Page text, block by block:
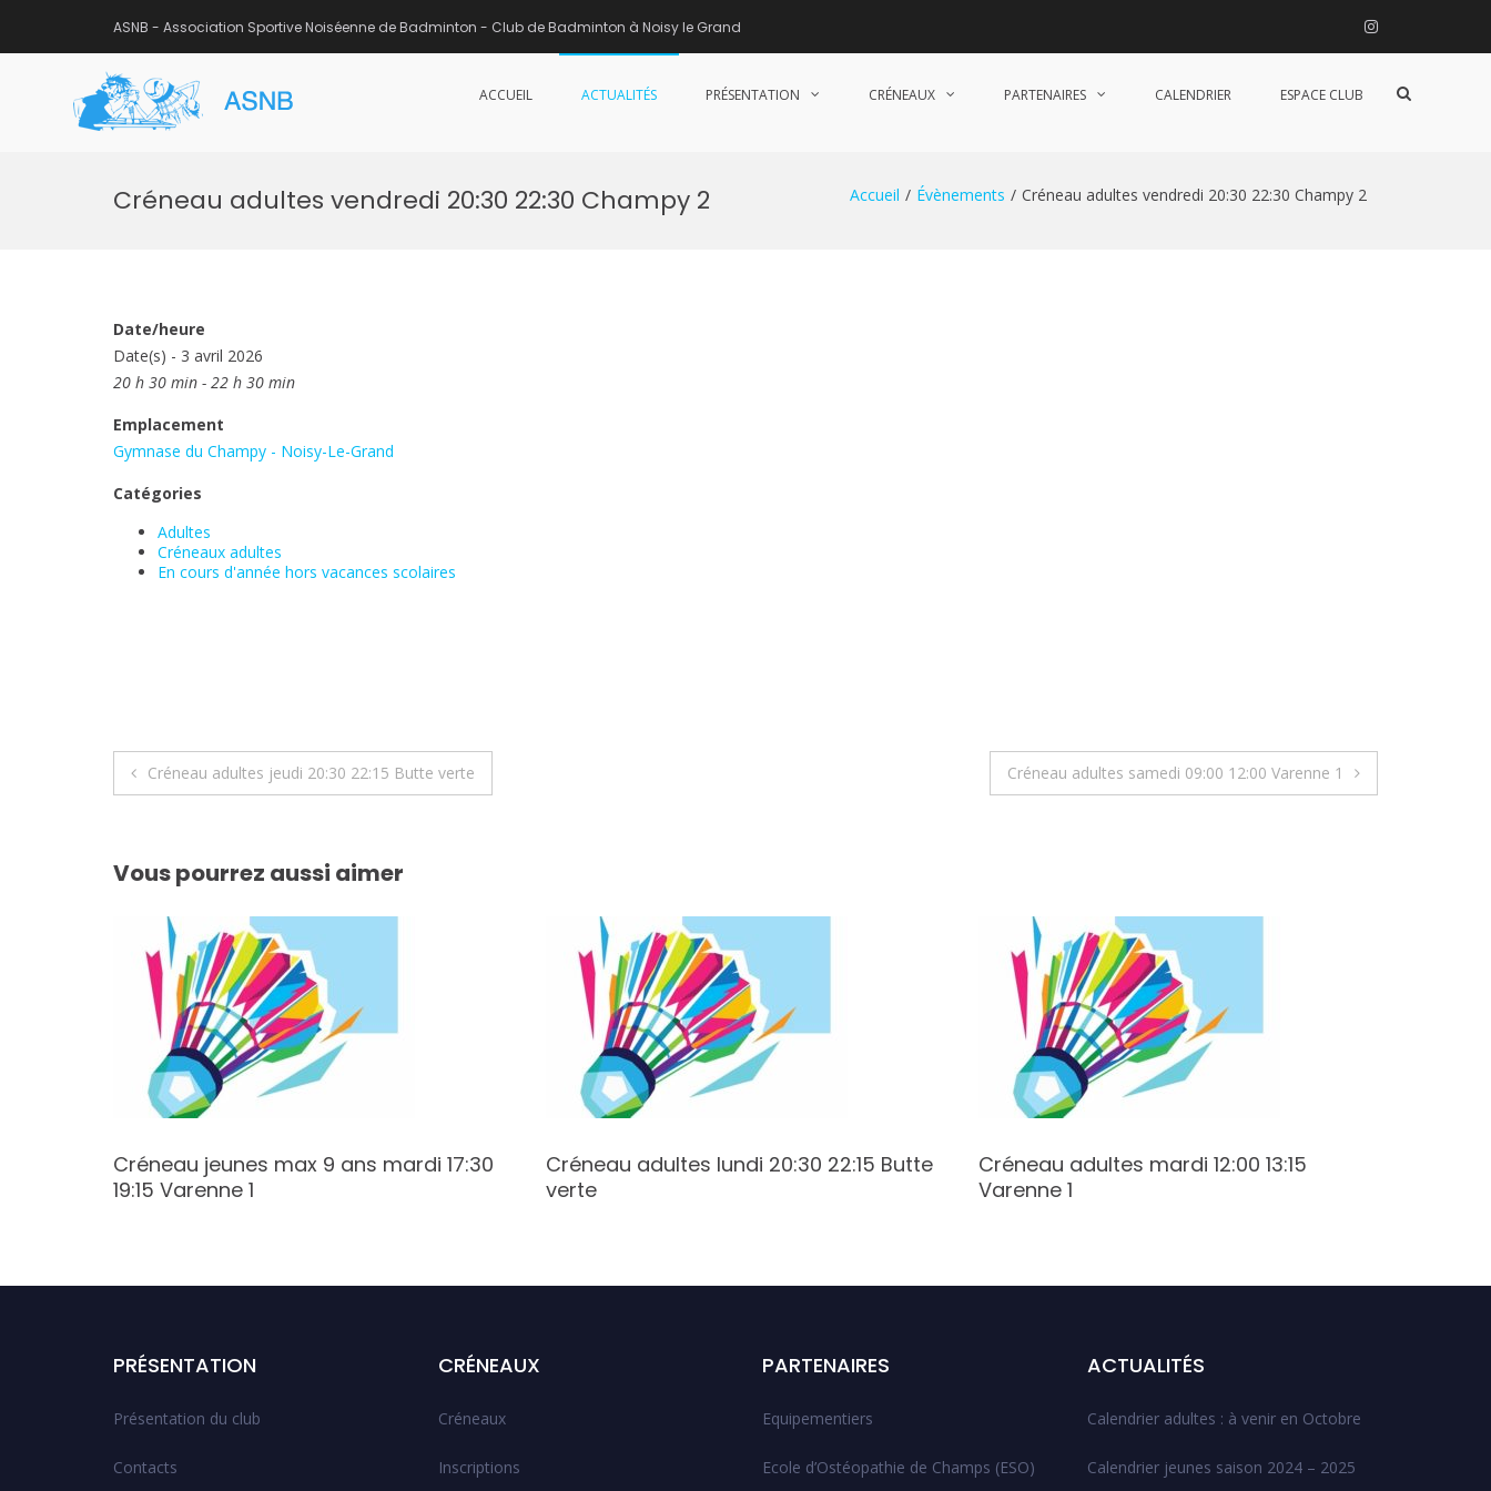
ASNB - Association Sportive Noiséenne de Badminton - Club de Badminton à Noisy le Grand Instagram
ACCUEIL ACTUALITÉS PRÉSENTATION CRÉNEAUX PARTENAIRES CALENDRIER ESPACE CLUB
Afficher
Créneau adultes vendredi 20:30 22:30 Champy 2 Accueil Évènements Créneau adultes vendredi 20:30 22:30 Champy 2
Date/heure
Date(s) - 3 avril 2026
20 h 30 min - 22 h 30 min
Emplacement
Gymnase du Champy - Noisy-Le-Grand
Catégories
Adultes
Créneaux adultes
En cours d'année hors vacances scolaires
Navigation
l’article
Créneau adultes jeudi 20:30 22:15 Butte verte Créneau adultes samedi 09:00 12:00 Varenne 1
Vous pourrez aussi aimer
Créneau jeunes max 9 ans mardi 17:30
19:15 Varenne 1
Créneau adultes lundi 20:30 22:15 Butte
verte
Créneau adultes mardi 12:00 13:15
Varenne 1
PRÉSENTATION
Présentation du club
Contacts
CRÉNEAUX
Créneaux
Inscriptions
PARTENAIRES
Equipementiers
Ecole d’Ostéopathie de Champs (ESO)
ACTUALITÉS
Calendrier adultes : à venir en Octobre
Calendrier jeunes saison 2024 – 2025